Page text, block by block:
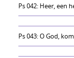
Ps 042: Heer, een
Ps 043: O God,